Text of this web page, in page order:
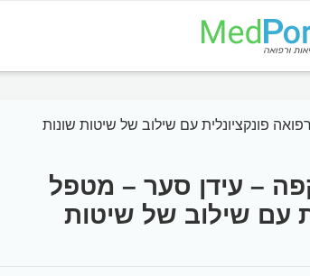
פונקציונלית עם שילוב של שיטות שונות
– עידן סער – מטפל
עם שילוב של שיטות